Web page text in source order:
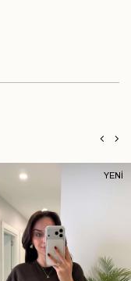
YENİ